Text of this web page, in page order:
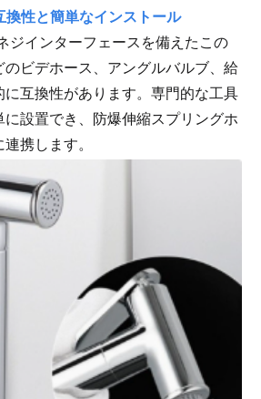
換性と簡単なインストール
ジインターフェースを備えたこの
のビデホース、アングルバルブ、給
に互換性があります。専門的な工具
に設置でき、防爆伸縮スプリングホ
携します。